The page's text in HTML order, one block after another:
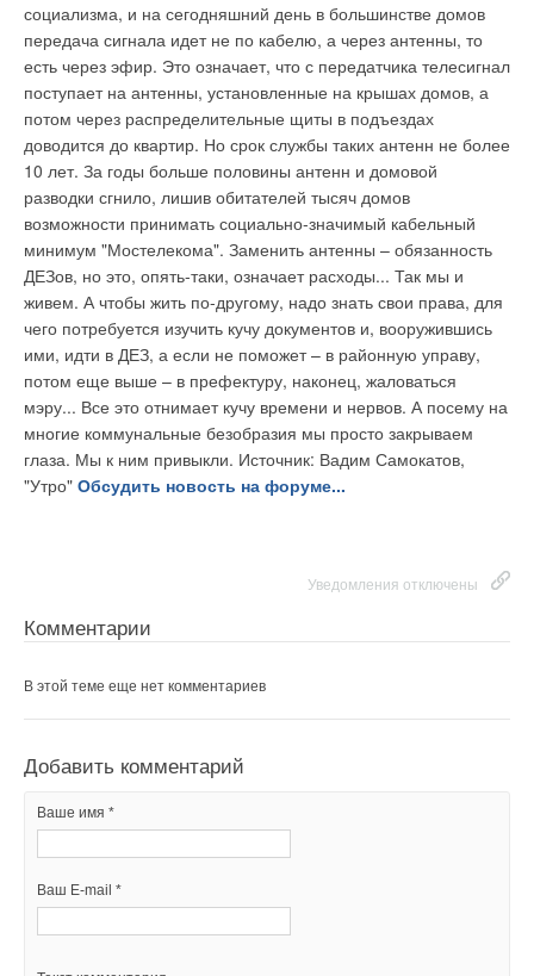
социализма, и на сегодняшний день в большинстве домов
передача сигнала идет не по кабелю, а через антенны, то
есть через эфир. Это означает, что с передатчика телесигнал
поступает на антенны, установленные на крышах домов, а
потом через распределительные щиты в подъездах
доводится до квартир. Но срок службы таких антенн не более
10 лет. За годы больше половины антенн и домовой
разводки сгнило, лишив обитателей тысяч домов
возможности принимать социально-значимый кабельный
минимум "Мостелекома". Заменить антенны – обязанность
ДЕЗов, но это, опять-таки, означает расходы... Так мы и
живем. А чтобы жить по-другому, надо знать свои права, для
чего потребуется изучить кучу документов и, вооружившись
ими, идти в ДЕЗ, а если не поможет – в районную управу,
потом еще выше – в префектуру, наконец, жаловаться
мэру... Все это отнимает кучу времени и нервов. А посему на
многие коммунальные безобразия мы просто закрываем
глаза. Мы к ним привыкли. Источник: Вадим Самокатов,
"Утро" Обсудить новость на форуме...
Уведомления отключены
Комментарии
В этой теме еще нет комментариев
Добавить комментарий
Ваше имя *
Ваш E-mail *
Добавить комментарий
Текст комментария